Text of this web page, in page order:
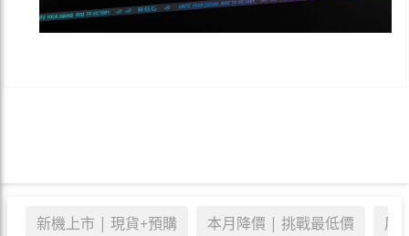
新機上市 | 現貨+預購 本月降價 | 挑戰最低價 展